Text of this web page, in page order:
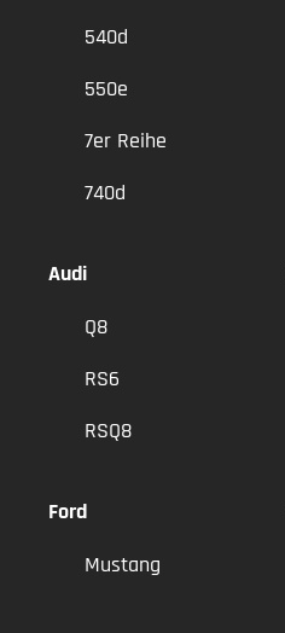
540d
550e
7er Reihe
740d
Audi
Q8
RS6
RSQ8
Ford
Mustang